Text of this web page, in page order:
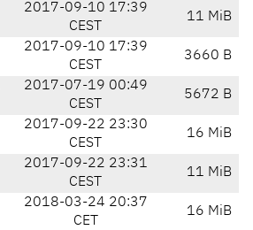
2017-09-10 17:39
CEST
11 MiB
2017-09-10 17:39
CEST
3660 B
2017-07-19 00:49
CEST
5672 B
2017-09-22 23:30
CEST
16 MiB
2017-09-22 23:31
CEST
11 MiB
2018-03-24 20:37
CET
16 MiB